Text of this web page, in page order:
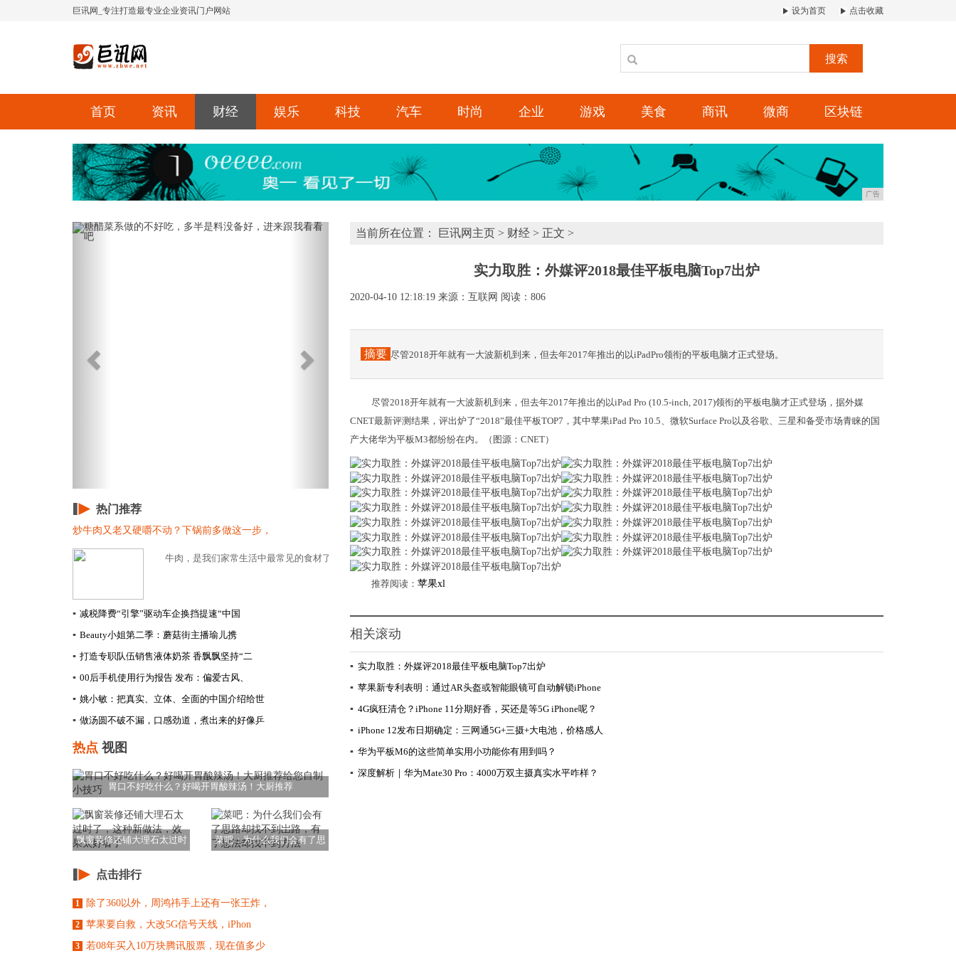
巨讯网_专注打造最专业企业资讯门户网站 设为首页 点击收藏
搜索
首页 资讯 财经 娱乐 科技 汽车 时尚 企业 游戏 美食 商讯 微商 区块链
广告
Previous Next
热门推荐
炒牛肉又老又硬嚼不动？下锅前多做这一步，
牛肉，是我们家常生活中最常见的食材了，而且牛肉是中国人的第二大肉类食品，仅次...
▪ 减税降费“引擎”驱动车企换挡提速​“中国
▪ Beauty小姐第二季：蘑菇街主播瑜儿携
▪ 打造专职队伍销售液体奶茶 香飘飘坚持“二
▪ 00后手机使用行为报告 发布：偏爱古风、
▪ 姚小敏：把真实、立体、全面的中国介绍给世
▪ 做汤圆不破不漏，口感劲道，煮出来的好像乒
热点 视图
胃口不好吃什么？好喝开胃酸辣汤！大厨推荐
飘窗装修还铺大理石太过时
菜吧：为什么我们会有了思
点击排行
1 除了360以外，周鸿祎手上还有一张王炸，
2 苹果要自救，大改5G信号天线，iPhon
3 若08年买入10万块腾讯股票，现在值多少
当前所在位置： 巨讯网主页 > 财经 > 正文 >
实力取胜：外媒评2018最佳平板电脑Top7出炉
2020-04-10 12:18:19 来源：互联网 阅读：806
摘要 尽管2018开年就有一大波新机到来，但去年2017年推出的以iPadPro领衔的平板电脑才正式登场。
尽管2018开年就有一大波新机到来，但去年2017年推出的以iPad Pro (10.5-inch, 2017)领衔的平板电脑才正式登场，据外媒
CNET最新评测结果，评出炉了“2018”最佳平板TOP7，其中苹果iPad Pro 10.5、微软Surface Pro以及谷歌、三星和备受市场青睐的国
产大佬华为平板M3都纷纷在内。（图源：CNET）
推荐阅读： 苹果xl
相关滚动
▪ 实力取胜：外媒评2018最佳平板电脑Top7出炉
▪ 苹果新专利表明：通过AR头盔或智能眼镜可自动解锁iPhone
▪ 4G疯狂清仓？iPhone 11分期好香，买还是等5G iPhone呢？
▪ iPhone 12发布日期确定：三网通5G+三摄+大电池，价格感人
▪ 华为平板M6的这些简单实用小功能你有用到吗？
▪ 深度解析｜华为Mate30 Pro：4000万双主摄真实水平咋样？